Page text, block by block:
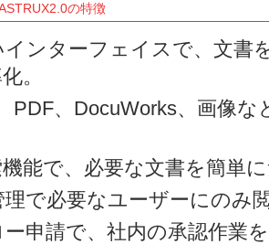
の特徴
ンターフェイスで、文書
。
PDF、DocuWorks、画像
能で、必要な文書を簡単
で必要なユーザーにのみ
ー申請で、社内の承認作業